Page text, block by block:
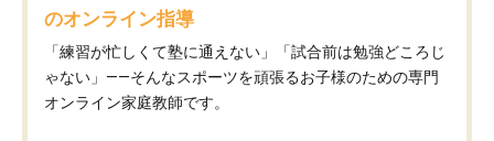
のオンライン指導
「練習が忙しくて塾に通えない」「試合前は勉強どころじ
ゃない」——そんなスポーツを頑張るお子様のための専門
オンライン家庭教師です。